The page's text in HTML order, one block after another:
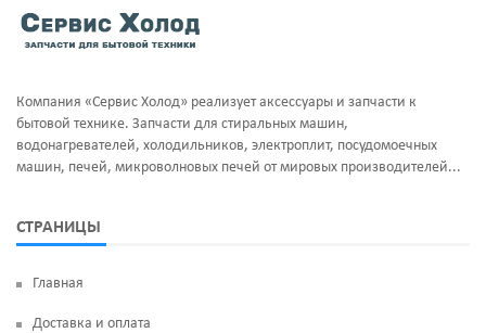
Тэны и нагреватели
Фильтра клапан шредора
Ручка люка
Суппорт и фланцы барабана
Термодатчики
УБЛ
Компания «Сервис Холод» реализует аксессуары и запчасти к
бытовой технике. Запчасти для стиральных машин,
водонагревателей, холодильников, электроплит, посудомоечных
машин, печей, микроволновых печей от мировых производителей...
СТРАНИЦЫ
Главная
Доставка и оплата